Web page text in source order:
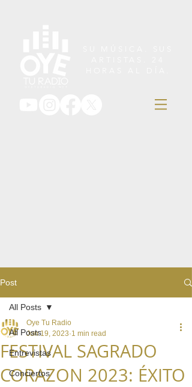
Post
All Posts
Entrevistas
Conciertos
All Posts
FESTIVAL SAGRADO
CORAZON 2023: ÉXITO
Oye Tu Radio
Jun 19, 2023 1 min read